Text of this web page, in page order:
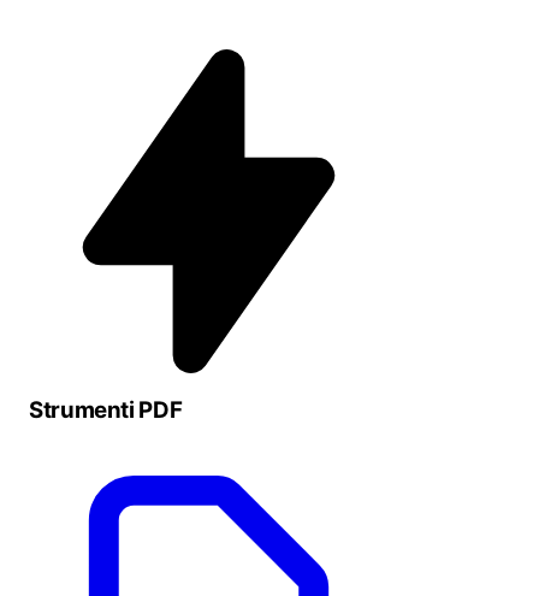
Strumenti PDF